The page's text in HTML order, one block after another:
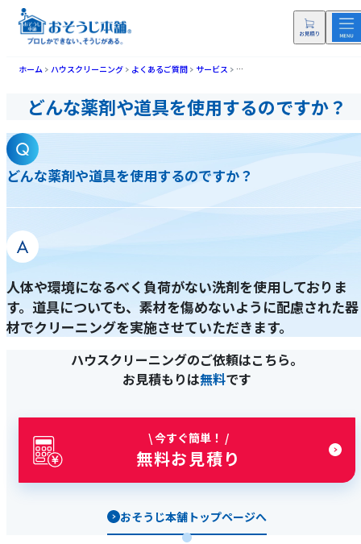
ホーム ハウスクリーニング よくあるご質問 サービス どんな薬剤や道具を使用するので
どんな薬剤や道具を使用するのですか？
どんな薬剤や道具を使用するのですか？
人体や環境になるべく負荷がない洗剤を使用しておりま
す。道具についても、素材を傷めないように配慮された器
材でクリーニングを実施させていただきます。
ハウスクリーニングのご依頼はこちら。
お見積もりは無料です
\ 今すぐ簡単！ /
無料お見積り
おそうじ本舗トップページへ